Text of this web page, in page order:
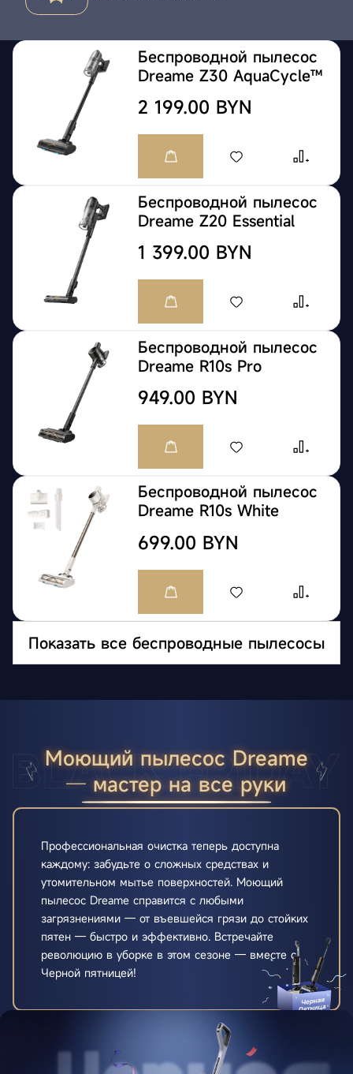
Беспроводной пылесос
Dreame Z30 AquaCycle™
2 199.00 BYN
Беспроводной пылесос
Dreame Z20 Essential
1 399.00 BYN
Беспроводной пылесос
Dreame R10s Pro
949.00 BYN
Беспроводной пылесос
Dreame R10s White
699.00 BYN
Показать все беспроводные пылесосы
Моющий пылесос Dreame
─ мастер на все руки
Профессиональная очистка теперь доступна
каждому: забудьте о сложных средствах и
утомительном мытье поверхностей. Моющий
пылесос Dreame справится с любыми
загрязнениями — от въевшейся грязи до стойких
пятен — быстро и эффективно. Встречайте
революцию в уборке в этом сезоне — вместе с
Черной пятницей!